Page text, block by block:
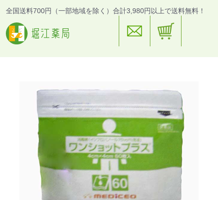
全国送料700円（一部地域を除く）合計3,980円以上で送料無料！